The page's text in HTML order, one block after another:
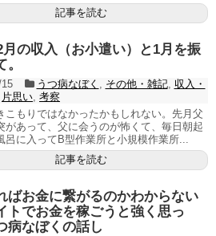
記事を読む
月の収入（お小遣い）と1月を振
うつ病なぼく , その他・雑記, 収入・
片思い, 考察
こもりではなかったかもしれない。先月父
があって、父に会うのが怖くて、毎日朝起
呂に入ってB型作業所と小規模作業所...
記事を読む
ばお金に繋がるのかわからない
トでお金を稼ごうと強く思っ
病なぼくの話し